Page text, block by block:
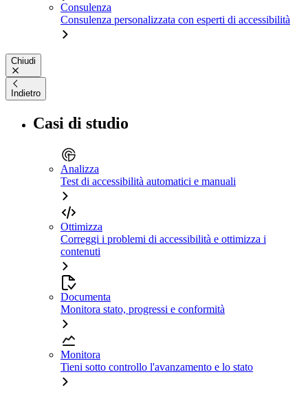
Consulenza
Consulenza personalizzata con esperti di accessibilità
Chiudi
Indietro
Casi di studio
Analizza
Test di accessibilità automatici e manuali
Ottimizza
Correggi i problemi di accessibilità e ottimizza i
contenuti
Documenta
Monitora stato, progressi e conformità
Monitora
Tieni sotto controllo l'avanzamento e lo stato